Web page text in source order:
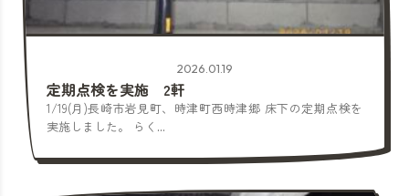
2026.01.19
定期点検を実施 2軒
1/19(月)長崎市岩見町、時津町西時津郷 床下の定期点検を
実施しました。 らく...